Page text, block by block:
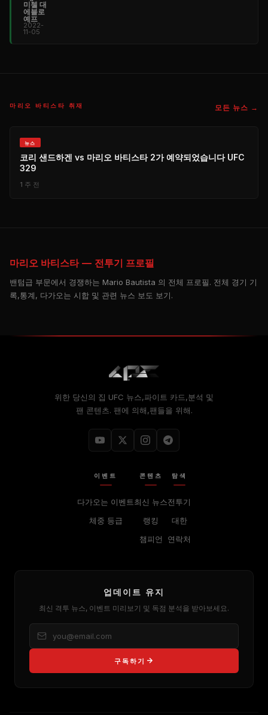
미첼 대
에블로
예프
2022-
11-05
마리오 바티스타 취재 모든 뉴스 →
뉴스
코리 샌드하겐 vs 마리오 바티스타 2가 예약되었습니다 UFC
329
1 주 전
마리오 바티스타 — 전투기 프로필
밴텀급 부문에서 경쟁하는 Mario Bautista 의 전체 프로필. 전체 경기 기
록,통계, 다가오는 시합 및 관련 뉴스 보도 보기.
위한 당신의 집 UFC 뉴스,파이트 카드,분석 및
팬 콘텐츠. 팬에 의해,팬들을 위해.
이벤트
다가오는 이벤트
체중 등급
콘텐츠
최신 뉴스
랭킹
챔피언
탐색
전투기
대한
연락처
업데이트 유지
최신 격투 뉴스, 이벤트 미리보기 및 독점 분석을 받아보세요.
구독하기